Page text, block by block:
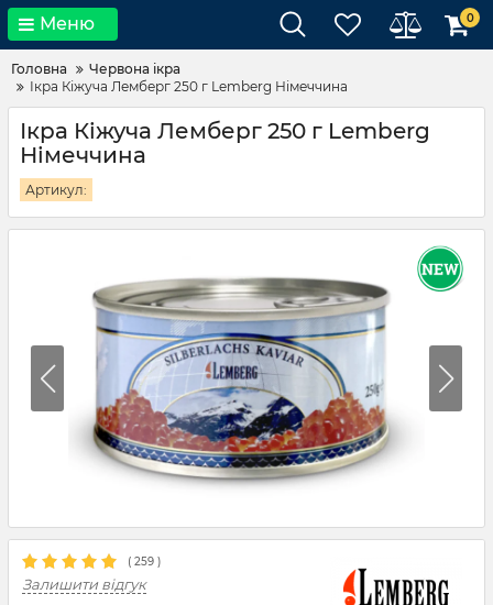
Меню 0
Головна
Червона ікра
Ікра Кіжуча Лемберг 250 г Lemberg Німеччина
Ікра Кіжуча Лемберг 250 г Lemberg
Німеччина
Артикул:
( 259 )
Залишити відгук